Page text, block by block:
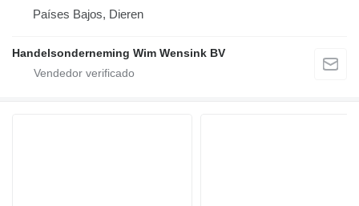
Países Bajos, Dieren
Handelsonderneming Wim Wensink BV